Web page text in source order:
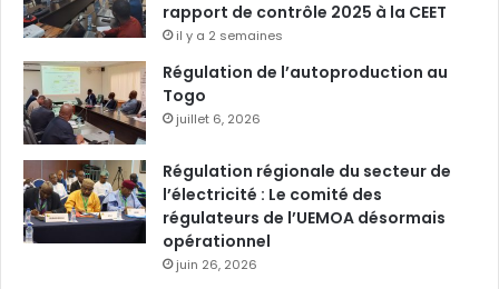
rapport de contrôle 2025 à la CEET
il y a 2 semaines
Régulation de l’autoproduction au
Togo
juillet 6, 2026
Régulation régionale du secteur de
l’électricité : Le comité des
régulateurs de l’UEMOA désormais
opérationnel
juin 26, 2026